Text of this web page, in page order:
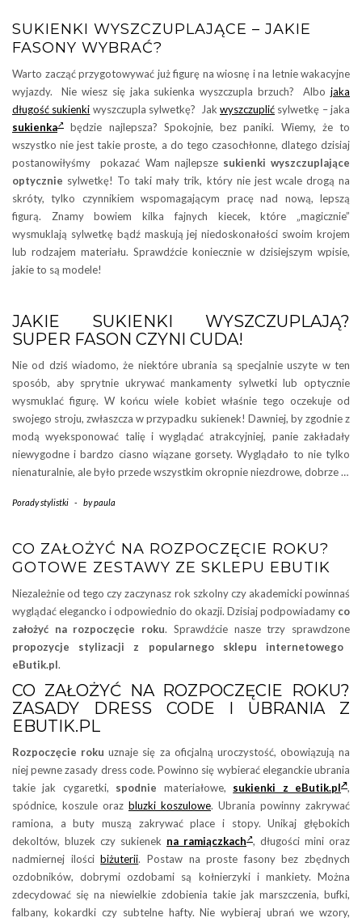
SUKIENKI WYSZCZUPLAJĄCE – JAKIE
FASONY WYBRAĆ?
Warto zacząć przygotowywać już figurę na wiosnę i na letnie wakacyjne
wyjazdy. Nie wiesz się jaka sukienka wyszczupla brzuch? Albo jaka
długość sukienki wyszczupla sylwetkę? Jakwyszczuplić sylwetkę – jaka
sukienka
będzie najlepsza? Spokojnie, bez paniki. Wiemy, że to
wszystko nie jest takie proste, a do tego czasochłonne, dlatego dzisiaj
postanowiłyśmy pokazać Wam najlepsze sukienki wyszczuplające
optycznie sylwetkę! To taki mały trik, który nie jest wcale drogą na
skróty, tylko czynnikiem wspomagającym pracę nad nową, lepszą
figurą. Znamy bowiem kilka fajnych kiecek, które „magicznie”
wysmuklają sylwetkę bądź maskują jej niedoskonałości swoim krojem
lub rodzajem materiału. Sprawdźcie koniecznie w dzisiejszym wpisie,
jakie to są modele!
JAKIE SUKIENKI WYSZCZUPLAJĄ?
SUPER FASON CZYNI CUDA!
Nie od dziś wiadomo, że niektóre ubrania są specjalnie uszyte w ten
sposób, aby sprytnie ukrywać mankamenty sylwetki lub optycznie
wysmuklać figurę. W końcu wiele kobiet właśnie tego oczekuje od
swojego stroju, zwłaszcza w przypadku sukienek! Dawniej, by zgodnie z
modą wyeksponować talię i wyglądać atrakcyjniej, panie zakładały
niewygodne i bardzo ciasno wiązane gorsety. Wyglądało to nie tylko
nienaturalnie, ale było przede wszystkim okropnie niezdrowe, dobrze …
Porady stylistki - bypaula
CO ZAŁOŻYĆ NA ROZPOCZĘCIE ROKU?
GOTOWE ZESTAWY ZE SKLEPU EBUTIK
Niezależnie od tego czy zaczynasz rok szkolny czy akademicki powinnaś
wyglądać elegancko i odpowiednio do okazji. Dzisiaj podpowiadamy co
założyć na rozpoczęcie roku. Sprawdźcie nasze trzy sprawdzone
propozycje stylizacji z popularnego sklepu internetowego
eButik.pl.
CO ZAŁOŻYĆ NA ROZPOCZĘCIE ROKU?
ZASADY DRESS CODE I UBRANIA Z
EBUTIK.PL
Rozpoczęcie roku uznaje się za oficjalną uroczystość, obowiązują na
niej pewne zasady dress code. Powinno się wybierać eleganckie ubrania
takie jak cygaretki, spodnie materiałowe, sukienki z eButik.pl ,
spódnice, koszule oraz bluzki koszulowe. Ubrania powinny zakrywać
ramiona, a buty muszą zakrywać place i stopy. Unikaj głębokich
dekoltów, bluzek czy sukienek na ramiączkach , długości mini oraz
nadmiernej ilościbiżuterii. Postaw na proste fasony bez zbędnych
ozdobników, dobrymi ozdobami są kołnierzyki i mankiety. Można
zdecydować się na niewielkie zdobienia takie jak marszczenia, bufki,
falbany, kokardki czy subtelne hafty. Nie wybieraj ubrań we wzory,